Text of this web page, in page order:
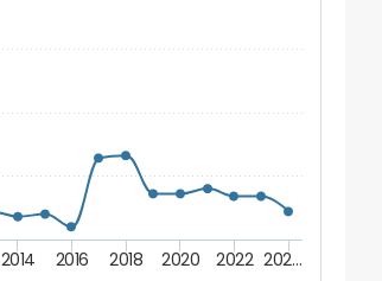
2014 2016 2018 2020 2022 202…